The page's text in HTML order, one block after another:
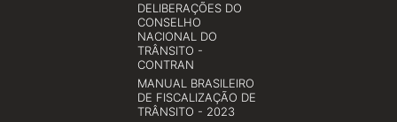
DELIBERAÇÕES DO
CONSELHO
NACIONAL DO
TRÂNSITO -
CONTRAN
MANUAL BRASILEIRO
DE FISCALIZAÇÃO DE
TRÂNSITO - 2023